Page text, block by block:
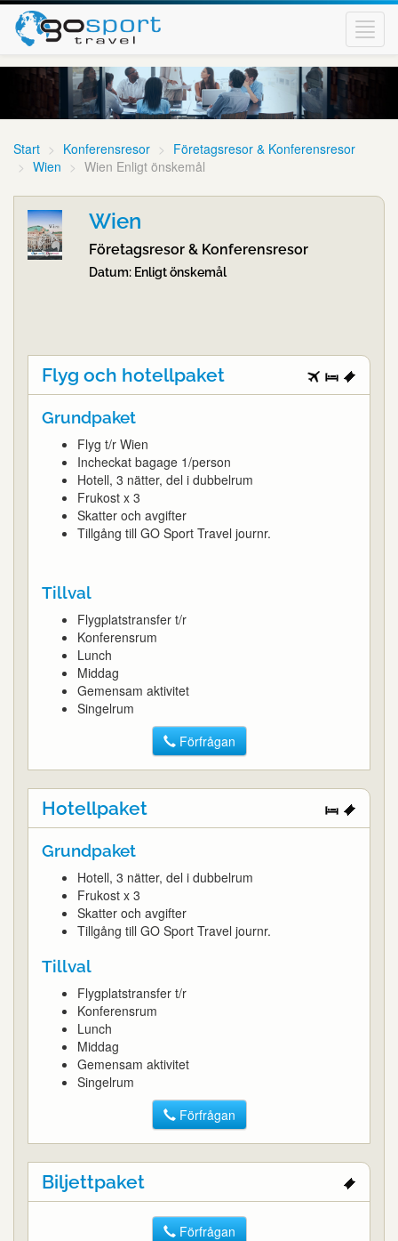
Start Konferensresor
Företagsresor & Konferensresor
Wien
Wien Enligt önskemål
Wien
Företagsresor & Konferensresor
Datum: Enligt önskemål
Flyg och hotellpaket
Grundpaket
Flyg t/r Wien
Incheckat bagage 1/person
Hotell, 3 nätter, del i dubbelrum
Frukost x 3
Skatter och avgifter
Tillgång till GO Sport Travel journr.
Tillval
Flygplatstransfer t/r
Konferensrum
Lunch
Middag
Gemensam aktivitet
Singelrum
Förfrågan
Hotellpaket
Grundpaket
Hotell, 3 nätter, del i dubbelrum
Frukost x 3
Skatter och avgifter
Tillgång till GO Sport Travel journr.
Tillval
Flygplatstransfer t/r
Konferensrum
Lunch
Middag
Gemensam aktivitet
Singelrum
Förfrågan
Biljettpaket
Förfrågan